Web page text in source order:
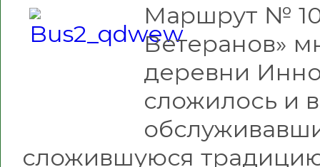
Маршрут №
Ветеранов»
деревни
сложилось и
сложившуюся